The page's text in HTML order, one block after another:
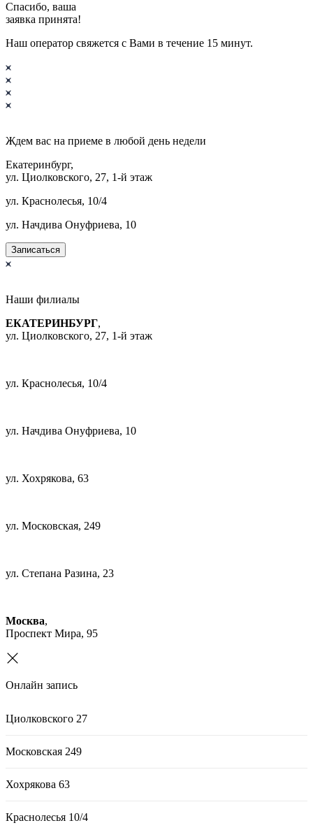
Спасибо, ваша
заявка принята!
Наш оператор свяжется с Вами в течение 15 минут.
Ждем вас на приеме в любой день недели
Екатеринбург,
ул. Циолковского, 27, 1-й этаж
ул. Краснолесья, 10/4
ул. Начдива Онуфриева, 10
Записаться
Наши филиалы
ЕКАТЕРИНБУРГ,
ул. Циолковского, 27, 1-й этаж
ул. Краснолесья, 10/4
ул. Начдива Онуфриева, 10
ул. Хохрякова, 63
ул. Московская, 249
ул. Степана Разина, 23
Москва,
Проспект Мира, 95
Онлайн запись
Циолковского 27
Московская 249
Хохрякова 63
Краснолесья 10/4